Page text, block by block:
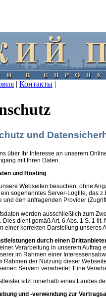
| Контакты |
und
über Ihr Interesse an unserem
mit Ihren Daten.
und Hosting
Webseiten besuchen, ohne
sogenanntes Server-Logfile, das
und den anfragenden Provider
werden ausschließlich zum
Dies dient gemäß Art. 6 Abs. 1 S. 1
einer korrekten Darstellung unseres
durch einen
Verarbeitung in unserem
im Rahmen einer
Rahmen der Nutzung dieser
Servern verarbeitet. Eine
sitzt innerhalb eines Landes
und -verwendung zur